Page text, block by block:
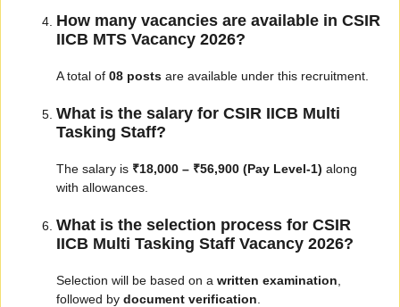
How many vacancies are available in CSIR
IICB MTS Vacancy 2026?
A total of 08 posts are available under this recruitment.
What is the salary for CSIR IICB Multi
Tasking Staff?
The salary is ₹18,000 – ₹56,900 (Pay Level-1) along
with allowances.
What is the selection process for CSIR
IICB Multi Tasking Staff Vacancy 2026?
Selection will be based on a written examination
followed by document verification